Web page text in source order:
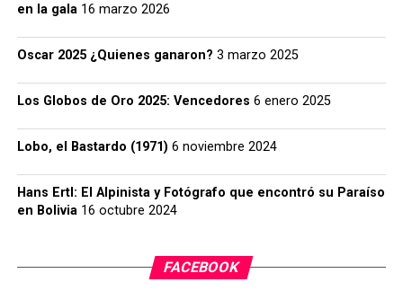
en la gala 16 marzo 2026
Oscar 2025 ¿Quienes ganaron? 3 marzo 2025
Los Globos de Oro 2025: Vencedores 6 enero 2025
Lobo, el Bastardo (1971) 6 noviembre 2024
Hans Ertl: El Alpinista y Fotógrafo que encontró su Paraíso
en Bolivia 16 octubre 2024
FACEBOOK